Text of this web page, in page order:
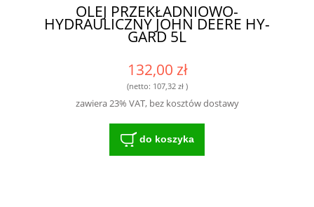
OLEJ PRZEKŁADNIOWO-
HYDRAULICZNY JOHN DEERE HY-
GARD 5L
132,00 zł
(netto: 107,32 zł)
zawiera 23% VAT, bez kosztów dostawy
do koszyka